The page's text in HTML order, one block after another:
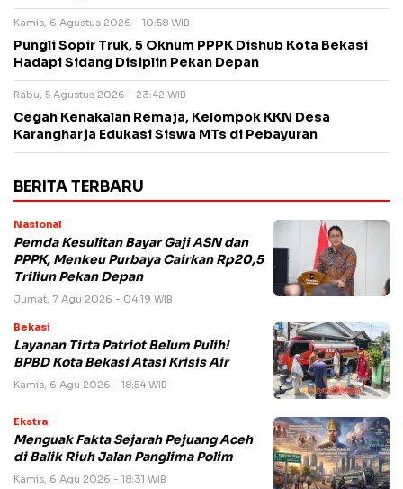
Kamis, 6 Agustus 2026 - 10:58 WIB
Pungli Sopir Truk, 5 Oknum PPPK Dishub Kota Bekasi
Hadapi Sidang Disiplin Pekan Depan
Rabu, 5 Agustus 2026 - 23:42 WIB
Cegah Kenakalan Remaja, Kelompok KKN Desa
Karangharja Edukasi Siswa MTs di Pebayuran
BERITA TERBARU
Nasional
Pemda Kesulitan Bayar Gaji ASN dan
PPPK, Menkeu Purbaya Cairkan Rp20,5
Triliun Pekan Depan
Jumat, 7 Agu 2026 - 04:19 WIB
Bekasi
Layanan Tirta Patriot Belum Pulih!
BPBD Kota Bekasi Atasi Krisis Air
Kamis, 6 Agu 2026 - 18:54 WIB
Ekstra
Menguak Fakta Sejarah Pejuang Aceh
di Balik Riuh Jalan Panglima Polim
Kamis, 6 Agu 2026 - 18:31 WIB